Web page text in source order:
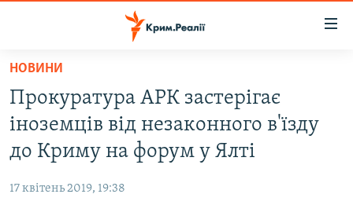
Перейти
основного
матеріалу
Перейти
до
основної
ВОДА.КРИМ
ВІДЕО ТА ФОТО
БЛОГИ
НОВИНИ
Прокуратура АРК застерігає
іноземців від незаконного в'їзду
до Криму на форум у Ялті
17 квітень 2019, 19:38